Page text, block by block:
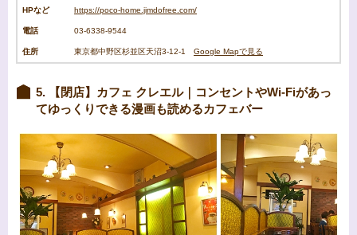
HPなど https://poco-home.jimdofree.com/
電話 03-6338-9544
住所 東京都中野区杉並区天沼3-12-1 Google Mapで見る
5. 【閉店】カフェ クレエル｜コンセントやWi-Fiがあっ
てゆっくりできる漫画も読めるカフェバー